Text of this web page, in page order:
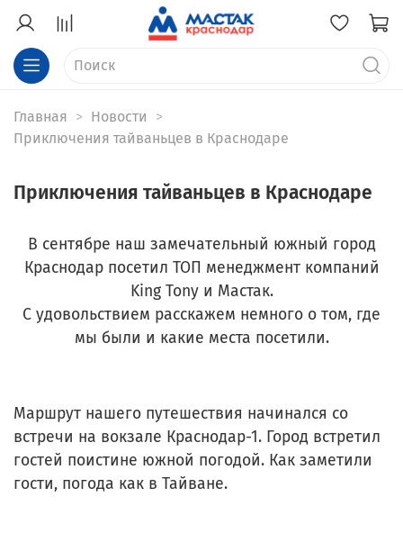
Главная
Новости
Приключения тайваньцев в Краснодаре
Приключения тайваньцев в Краснодаре
В сентябре наш замечательный южный город
Краснодар посетил ТОП менеджмент компаний
King Tony и Мастак.
С удовольствием расскажем немного о том, где
мы были и какие места посетили.
Маршрут нашего путешествия начинался со
встречи на вокзале Краснодар-1. Город встретил
гостей поистине южной погодой. Как заметили
гости, погода как в Тайване.